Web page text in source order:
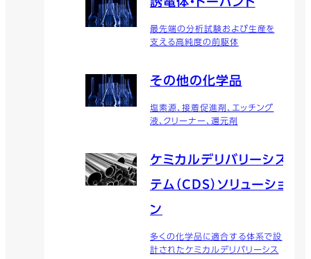
最先端の分析試験および生産を
支える高純度の前駆体
その他の化学品
塩素源、接着促進剤、エッチング
液、クリーナー、還元剤
ケミカルデリバリーシス
テム（CDS）ソリューショ
ン
多くの化学品に適合する体系で設
計されたケミカルデリバリーシス